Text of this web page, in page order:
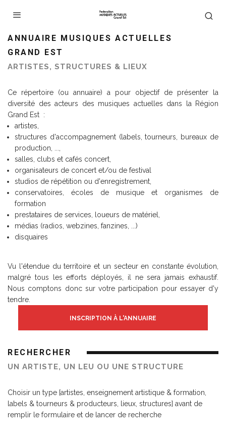
ANNUAIRE MUSIQUES ACTUELLES
GRAND EST
ARTISTES, STRUCTURES & LIEUX
Ce répertoire (ou annuaire) a pour objectif de présenter la
diversité des acteurs des musiques actuelles dans la Région
Grand Est :
artistes,
structures d'accompagnement (labels, tourneurs, bureaux de
production, ...,
salles, clubs et cafés concert,
organisateurs de concert et/ou de festival
studios de répétition ou d'enregistrement,
conservatoires, écoles de musique et organismes de
formation
prestataires de services, loueurs de matériel,
médias (radios, webzines, fanzines, ...)
disquaires
Vu l'étendue du territoire et un secteur en constante évolution,
malgré tous les efforts déployés, il ne sera jamais exhaustif.
Nous comptons donc sur votre participation pour essayer d'y
tendre.
INSCRIPTION À L'ANNUAIRE
RECHERCHER
UN ARTISTE, UN LEU OU UNE STRUCTURE
Choisir un type [artistes, enseignement artistique & formation,
labels & tourneurs & producteurs, lieux, structures] avant de
remplir le formulaire et de lancer de recherche